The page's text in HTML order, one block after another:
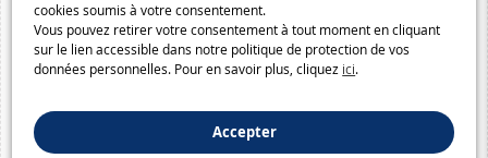
cookies soumis à votre consentement.
Vous pouvez retirer votre consentement à tout moment en cliquant
sur le lien accessible dans notre politique de protection de vos
données personnelles. Pour en savoir plus, cliquez ici.
Accepter